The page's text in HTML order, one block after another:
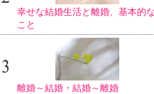
幸せな結婚生活と離婚、基本的な
こと
離婚～結婚・結婚～離婚